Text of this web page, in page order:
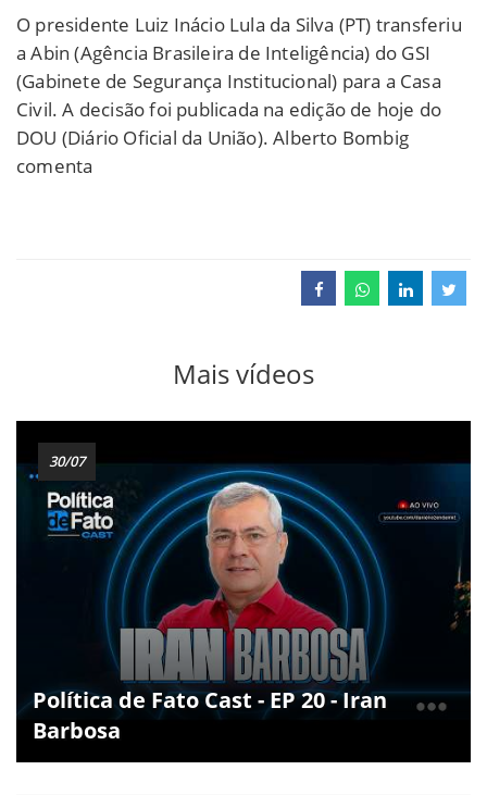
O presidente Luiz Inácio Lula da Silva (PT) transferiu
a Abin (Agência Brasileira de Inteligência) do GSI
(Gabinete de Segurança Institucional) para a Casa
Civil. A decisão foi publicada na edição de hoje do
DOU (Diário Oficial da União). Alberto Bombig
comenta
Mais vídeos
30/07
Política de Fato Cast - EP 20 - Iran
Barbosa